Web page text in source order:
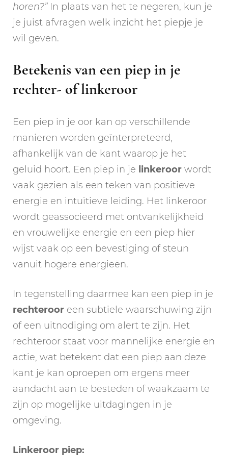
horen?” In plaats van het te negeren, kun je
je juist afvragen welk inzicht het piepje je
wil geven.
Betekenis van een piep in je
rechter- of linkeroor
Een piep in je oor kan op verschillende
manieren worden geïnterpreteerd,
afhankelijk van de kant waarop je het
geluid hoort. Een piep in je linkeroor wordt
vaak gezien als een teken van positieve
energie en intuïtieve leiding. Het linkeroor
wordt geassocieerd met ontvankelijkheid
en vrouwelijke energie en een piep hier
wijst vaak op een bevestiging of steun
vanuit hogere energieën.
In tegenstelling daarmee kan een piep in je
rechteroor een subtiele waarschuwing zijn
of een uitnodiging om alert te zijn. Het
rechteroor staat voor mannelijke energie en
actie, wat betekent dat een piep aan deze
kant je kan oproepen om ergens meer
aandacht aan te besteden of waakzaam te
zijn op mogelijke uitdagingen in je
omgeving.
Linkeroor piep: